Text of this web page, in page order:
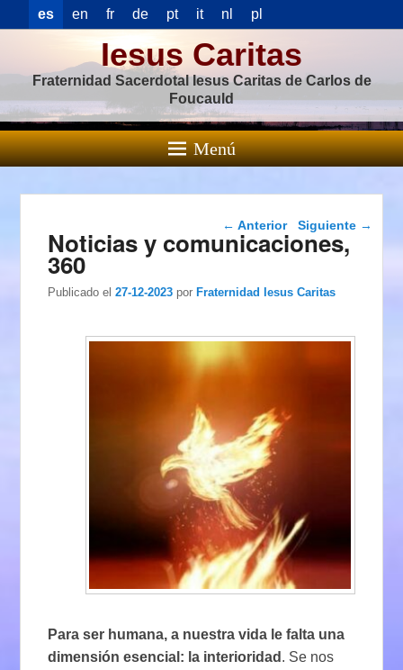
es en fr de pt it nl pl
Iesus Caritas
Fraternidad Sacerdotal Iesus Caritas de Carlos de
Foucauld
Menú
Navegación de
entradas
← Anterior Siguiente →
Noticias y comunicaciones,
360
Publicado el 27-12-2023 porFraternidad Iesus Caritas
Para ser humana, a nuestra vida le falta una
dimensión esencial: la interioridad . Se nos